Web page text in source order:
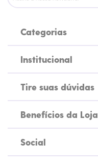
Categorias
Institucional
Tire suas dúvidas
Benefícios da Loja
Social